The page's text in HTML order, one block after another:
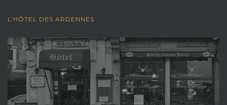
L’HÔTEL DES ARDENNES